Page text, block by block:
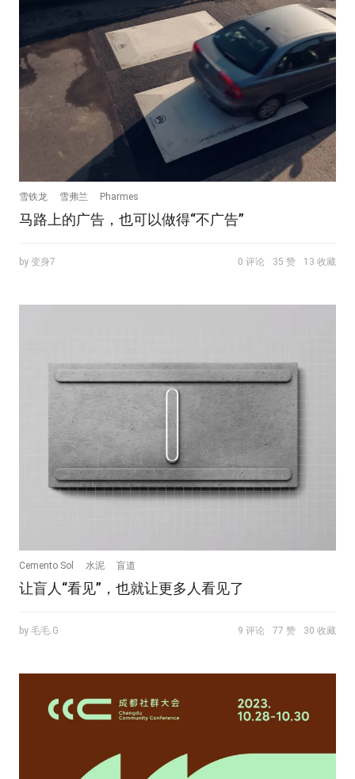
雪铁龙 雪弗兰 Pharmes
马路上的广告，也可以做得“不广告”
by 变身7 0 评论 35 赞 13 收藏
Cemento Sol 水泥 盲道
让盲人“看见”，也就让更多人看见了
by 毛毛.G 9 评论 77 赞 30 收藏